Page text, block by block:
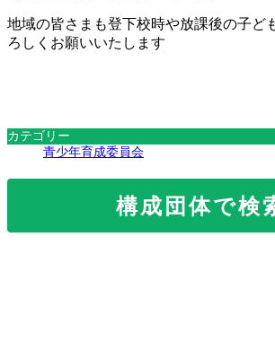
地域の皆さまも登下校時や放課後の子ど
ろしくお願いいたします
カテゴリー
青少年育成委員会
構成団体で検